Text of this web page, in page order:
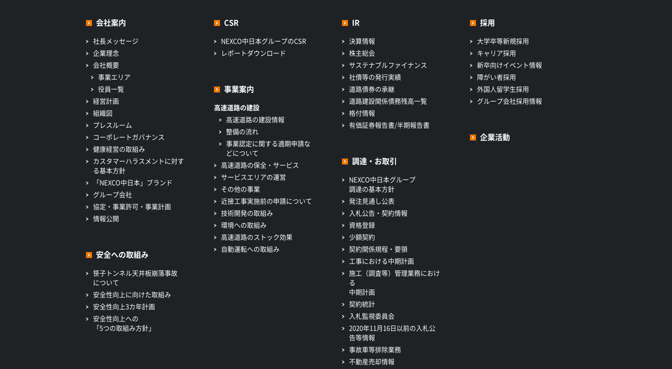
会社案内
社長メッセージ
企業理念
会社概要
事業エリア
役員一覧
経営計画
組織図
プレスルーム
コーポレートガバナンス
健康経営の取組み
カスタマーハラスメントに対す
る基本方針
「NEXCO中日本」ブランド
グループ会社
協定・事業許可・事業計画
情報公開
安全への取組み
笹子トンネル天井板崩落事故
について
安全性向上に向けた取組み
安全性向上3カ年計画
安全性向上への
「5つの取組み方針」
CSR
NEXCO中日本グループのCSR
レポートダウンロード
事業案内
高速道路の建設
高速道路の建設情報
整備の流れ
事業認定に関する適期申請な
どについて
高速道路の保全・サービス
サービスエリアの運営
その他の事業
近接工事実施前の申請について
技術開発の取組み
環境への取組み
高速道路のストック効果
自動運転への取組み
IR
決算情報
株主総会
サステナブルファイナンス
社債等の発行実績
道路債券の承継
道路建設関係債務残高一覧
格付情報
有価証券報告書/半期報告書
調達・お取引
NEXCO中日本グループ
調達の基本方針
発注見通し公表
入札公告・契約情報
資格登録
少額契約
契約関係規程・要領
工事における中期計画
施工（調査等）管理業務におけ
る
中期計画
契約統計
入札監視委員会
2020年11月16日以前の入札公
告等情報
事故車等排除業務
不動産売却情報
採用
大学卒等新規採用
キャリア採用
新卒向けイベント情報
障がい者採用
外国人留学生採用
グループ会社採用情報
企業活動